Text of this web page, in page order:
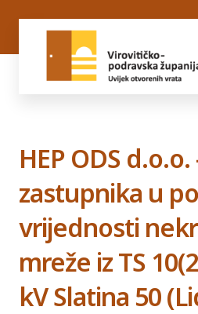
HEP ODS
zastupnika u
vrijednosti
mreže iz TS
kV Slatina 50